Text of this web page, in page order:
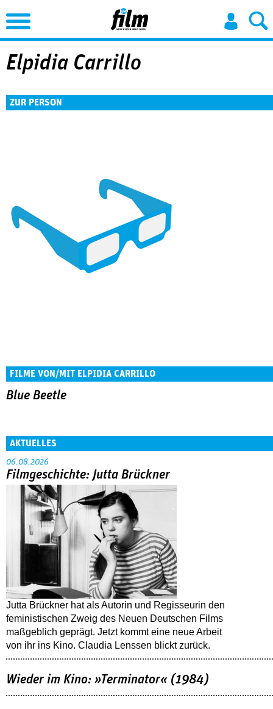
Jump to Navigation
Elpidia Carrillo
ZUR PERSON
FILME VON/MIT ELPIDIA CARRILLO
Blue Beetle
AKTUELLES
06.08.2026
Filmgeschichte: Jutta Brückner
Jutta Brückner hat als Autorin und Regisseurin den
feministischen Zweig des Neuen Deutschen Films
maßgeblich geprägt. Jetzt kommt eine neue Arbeit
von ihr ins Kino. Claudia Lenssen blickt zurück.
Wieder im Kino: »Terminator« (1984)